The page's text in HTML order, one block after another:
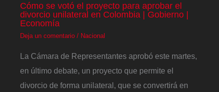
Cómo se votó el proyecto para aprobar el
divorcio unilateral en Colombia | Gobierno |
Economía
Deja un comentario / Nacional
La Cámara de Representantes aprobó este martes,
en último debate, un proyecto que permite el
divorcio de forma unilateral, que se convertirá en